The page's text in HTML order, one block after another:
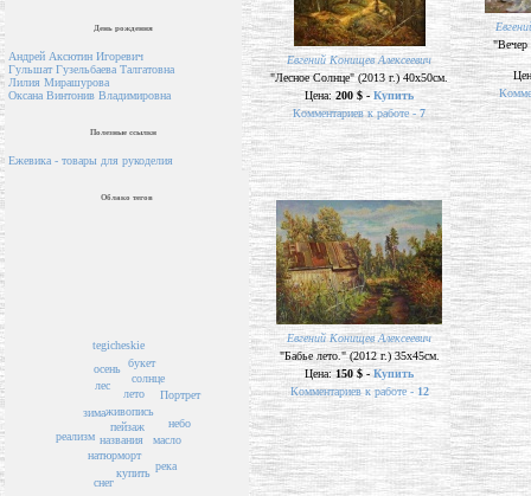
День рождения
Андрей Аксютин Игоревич
Гульшат Гузельбаева Талгатовна
Лилия Мирашурова
Оксана Винтонив Владимировна
Полезные ссылки
Ежевика - товары для рукоделия
Облако тегов
пейзаж
названия
живопись
лето
натюрморт
купить
солнце
лес
зима
осень букет
масло
река
снег
tegicheskie
реализм
небо
Портрет
Евгений Конищев Алексеевич
"Лесное Солнце" (2013 г.) 40х50см.
Цена: 200 $ - Купить
Комментариев к работе -7
"Вечер
Евгений Конищев Алексеевич
"Бабье лето." (2012 г.) 35х45см.
Цена:150 $ - Купить
Комментариев к работе - 12